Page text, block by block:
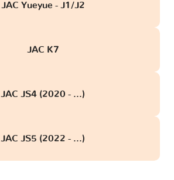
JAC Yueyue - J1/J2
JAC K7
JAC JS4 (2020 - ...)
JAC JS5 (2022 - ...)